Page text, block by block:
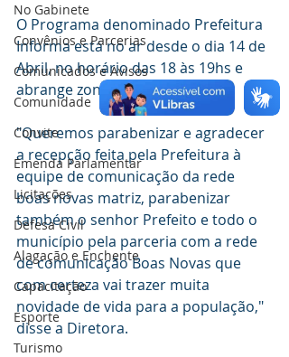
No Gabinete
Convênios e Parcerias
Comunicados e Avisos
Comunidade
Convite
Emenda Parlamentar
Licitações
Defesa Civil
Alagação e Enchente
Capacitação
Esporte
Turismo
O Programa denominado Prefeitura
Informa está no ar desde o dia 14 de
Abril, no horário das 18 às 19hs e
abrange zona urbana e rural.
"Queremos parabenizar e agradecer
a recepção feita pela Prefeitura à
equipe de comunicação da rede
boas novas matriz, parabenizar
também o senhor Prefeito e todo o
município pela parceria com a rede
de comunicação Boas Novas que
com certeza vai trazer muita
novidade de vida para a população,"
disse a Diretora.